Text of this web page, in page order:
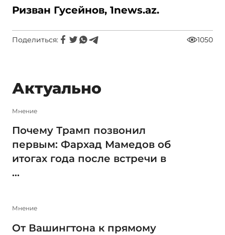
Ризван Гусейнов, 1news.az.
Поделиться: 1050
Актуально
Мнение
Почему Трамп позвонил
первым: Фархад Мамедов об
итогах года после встречи в
...
Мнение
От Вашингтона к прямому